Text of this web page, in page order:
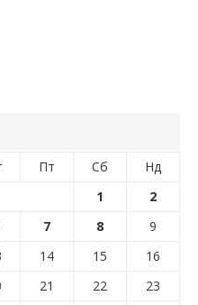
Пт Сб
Нд
1
2
7 8
9
14 15
16
21 22
23